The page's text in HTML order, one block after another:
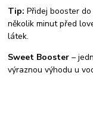
Tip: Přidej booster
několik minut před
látek.
Sweet Booster –
výraznou výhodu u